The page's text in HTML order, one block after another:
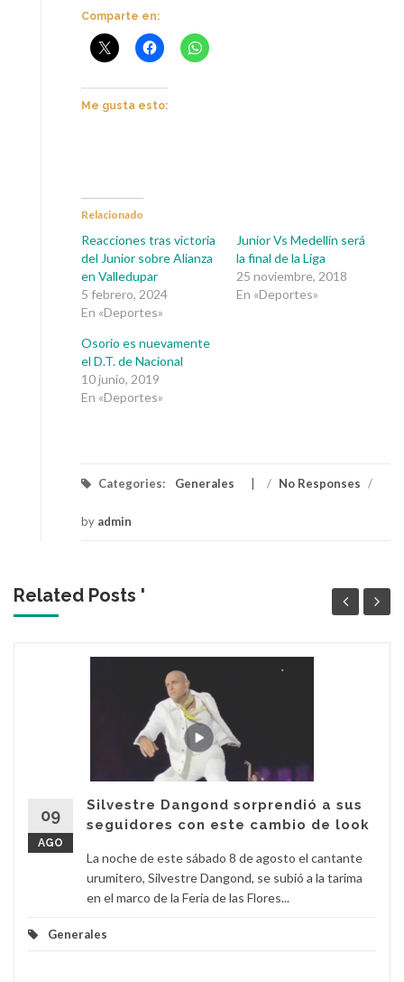
Comparte en:
Me gusta esto:
Relacionado
Reacciones tras victoria
del Junior sobre Alianza
en Valledupar
5 febrero, 2024
En «Deportes»
Junior Vs Medellín será
la final de la Liga
25 noviembre, 2018
En «Deportes»
Osorio es nuevamente
el D.T. de Nacional
10 junio, 2019
En «Deportes»
Categories: Generales / No Responses /
by admin
Related Posts '
09
AGO
Silvestre Dangond sorprendió a sus
seguidores con este cambio de look
La noche de este sábado 8 de agosto el cantante
urumitero, Silvestre Dangond, se subió a la tarima
en el marco de la Feria de las Flores...
Generales